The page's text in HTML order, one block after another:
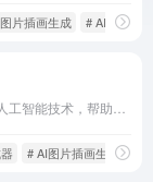
片插画生成 # AI绘画工具
# AI图片插画生成